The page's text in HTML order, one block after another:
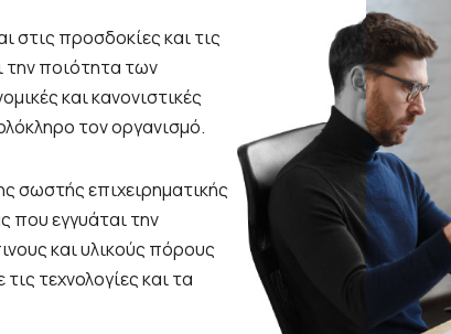
στις προσδοκίες και τις
την ποιότητα των
και κανονιστικές
τον οργανισμό.
σωστής επιχειρηματικής
που εγγυάται την
και υλικούς πόρους
τεχνολογίες και τα